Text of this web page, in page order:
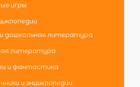
игры
и дошкольная литература
литература
и фантастика
и энциклопедии